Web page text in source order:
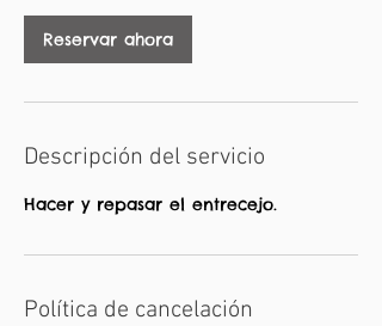
Reservar ahora
Descripción del servicio
Hacer y repasar el entrecejo.
Política de cancelación